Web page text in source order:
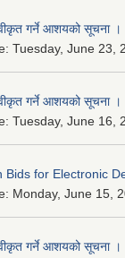
गर्ने आशयको सूचना ।
Tuesday, June 23,
गर्ने आशयको सूचना ।
Tuesday, June 16,
Bids for Electronic
Monday, June 15,
गर्ने आशयको सूचना ।